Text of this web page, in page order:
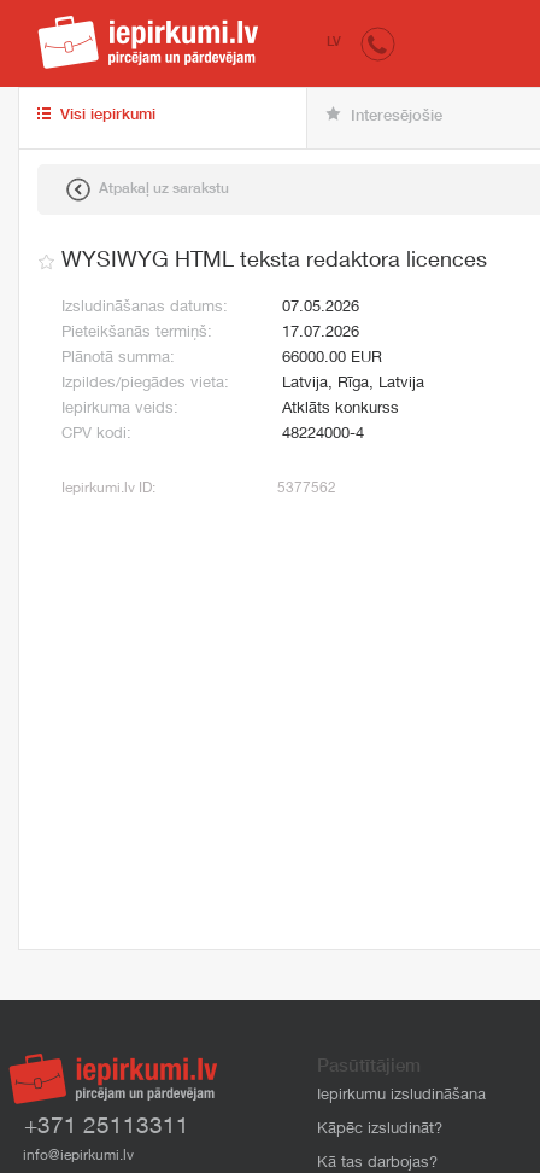
iepirkumi.lv
LV
Visi iepirkumi Interesējošie
Atpakaļ uz sarakstu
WYSIWYG HTML teksta redaktora licences
Izsludināšanas datums:
07.05.2026
Pieteikšanās termiņš:
17.07.2026
Plānotā summa:
66000.00 EUR
Izpildes/piegādes vieta:
Latvija, Rīga, Latvija
Iepirkuma veids:
Atklāts konkurss
CPV kodi:
48224000-4
Iepirkumi.lv ID: 5377562
+371 25113311
info@iepirkumi.lv
Pasūtītājiem
Iepirkumu izsludināšana
Kāpēc izsludināt?
Kā tas darbojas?